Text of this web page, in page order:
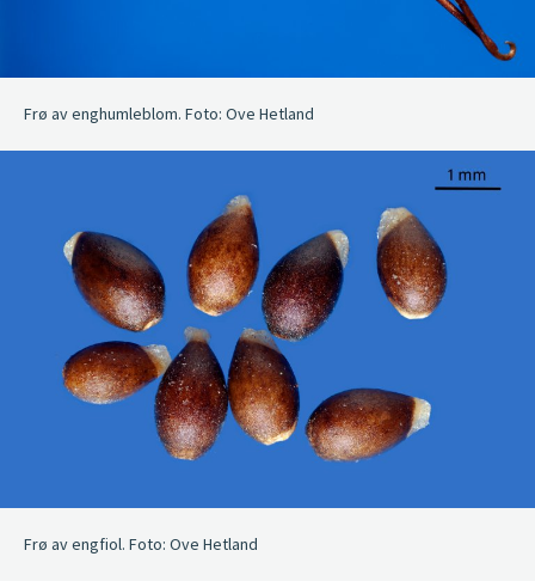
Frø av enghumleblom. Foto: Ove Hetland
Frø av engfiol. Foto: Ove Hetland